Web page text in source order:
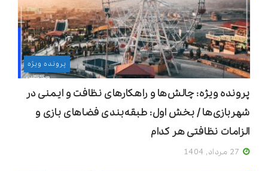
پرونده ویژه
پرونده ویژه: چالش‌ها و راهکارهای نظافت و ایمنی در
شهربازی‌ها / بخش اول: طبقه‌بندی فضاهای بازی و
الزامات نظافتی هر کدام